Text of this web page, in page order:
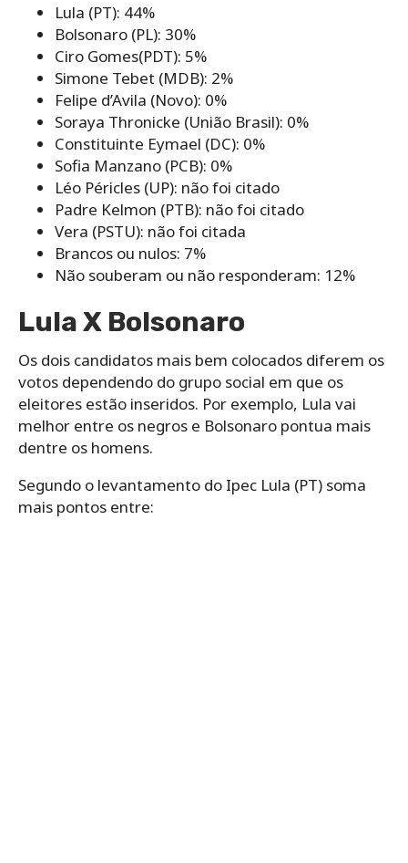
Lula (PT): 44%
Bolsonaro (PL): 30%
Ciro Gomes(PDT): 5%
Simone Tebet (MDB): 2%
Felipe d’Avila (Novo): 0%
Soraya Thronicke (União Brasil): 0%
Constituinte Eymael (DC): 0%
Sofia Manzano (PCB): 0%
Léo Péricles (UP): não foi citado
Padre Kelmon (PTB): não foi citado
Vera (PSTU): não foi citada
Brancos ou nulos: 7%
Não souberam ou não responderam: 12%
Lula X Bolsonaro
Os dois candidatos mais bem colocados diferem os
votos dependendo do grupo social em que os
eleitores estão inseridos. Por exemplo, Lula vai
melhor entre os negros e Bolsonaro pontua mais
dentre os homens.
Segundo o levantamento do Ipec Lula (PT) soma
mais pontos entre: